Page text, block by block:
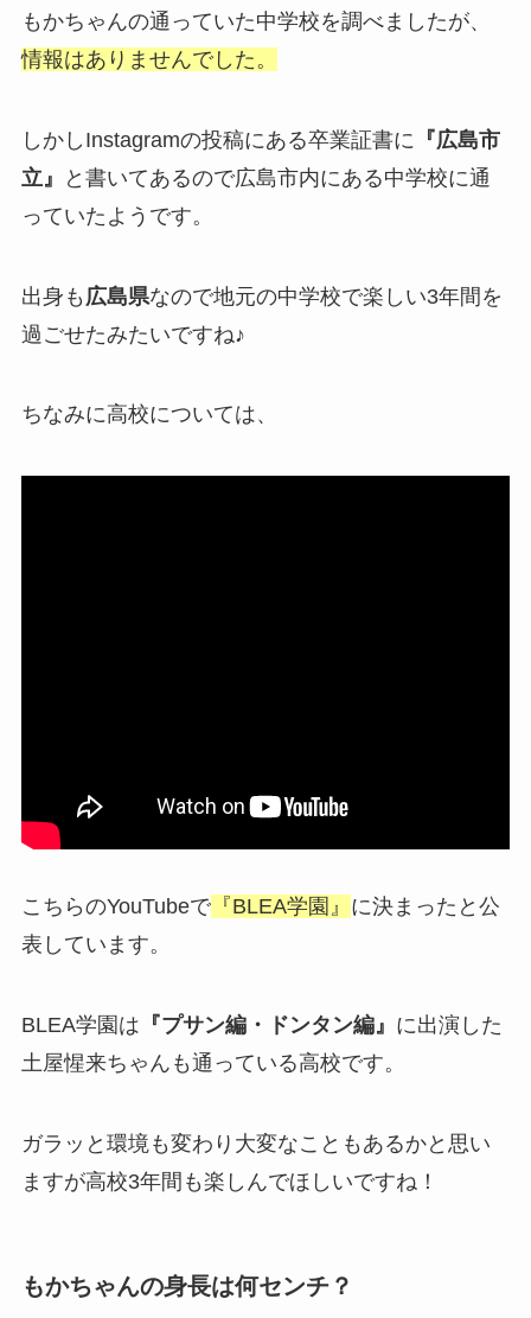
もかちゃんの通っていた中学校を調べましたが、
情報はありませんでした。
しかしInstagramの投稿にある卒業証書に 『広島市
立』
と書いてあるので広島市内にある中学校に通
っていたようです。
出身も 広島県なので地元の中学校で楽しい3年間を
過ごせたみたいですね♪
ちなみに高校については、
こちらのYouTubeで『BLEA学園』 に決まったと公
表しています。
BLEA学園は 『プサン編・ドンタン編』 に出演した
土屋惺来ちゃんも通っている高校です。
ガラッと環境も変わり大変なこともあるかと思い
ますが高校3年間も楽しんでほしいですね！
もかちゃんの身長は何センチ？